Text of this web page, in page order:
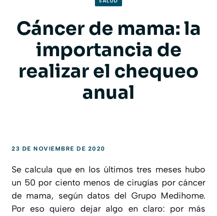
Cáncer de mama: la
importancia de
realizar el chequeo
anual
23 DE NOVIEMBRE DE 2020
Se calcula que en los últimos tres meses hubo
un 50 por ciento menos de cirugías por cáncer
de mama, según datos del Grupo Medihome.
Por eso quiero dejar algo en claro: por más